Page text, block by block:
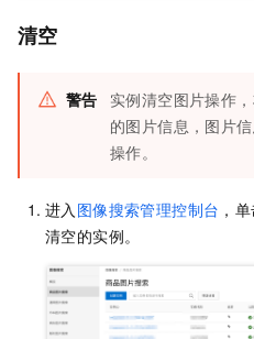
清空
警告
实例清空图片操作
的图片信息，图片
操作。
进入 图像搜索管理控制台 ，
清空的实例。